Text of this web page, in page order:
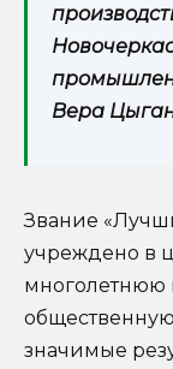
Вера
Звание
учреждено в
многолетнюю
значимые